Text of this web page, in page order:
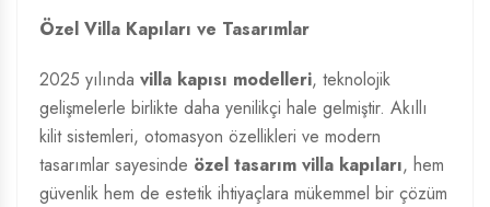
Özel Villa Kapıları ve Tasarımlar
2025 yılında villa kapısı modelleri, teknolojik
gelişmelerle birlikte daha yenilikçi hale gelmiştir. Akıllı
kilit sistemleri, otomasyon özellikleri ve modern
tasarımlar sayesinde özel tasarım villa kapıları, hem
güvenlik hem de estetik ihtiyaçlara mükemmel bir çözüm